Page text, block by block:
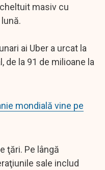
masiv cu
ai Uber a urcat la
de la 91 de milioane la
mondială vine pe
ţări. Pe lângă
sale includ